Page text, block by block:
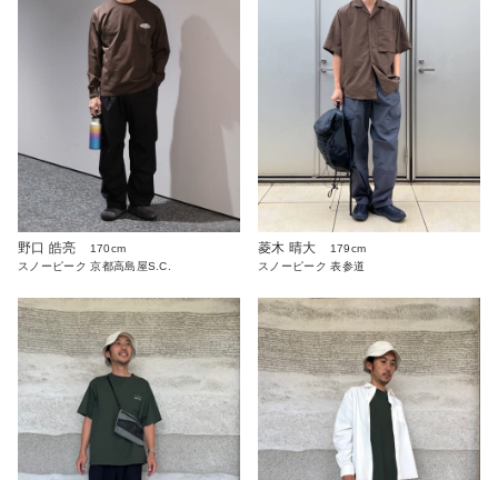
野口 皓亮
170cm
スノーピーク 京都高島屋S.C.
菱木 晴大
179cm
スノーピーク 表参道